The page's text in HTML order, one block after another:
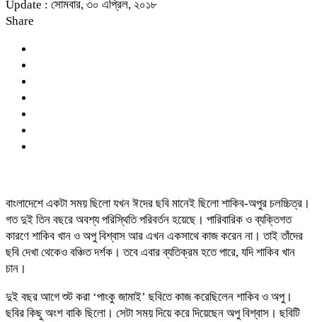
Update : সোমবার, ৩০ এপ্রিল, ২০১৮
Share
বাংলাদেশে একটা সময় ছিলো যখন ঈদের ছবি মানেই ছিলো শাকিব-অপুর চলচ্চিত্র।
গত দুই তিন বছরে অবশ্য পরিস্থিতি পরিবর্তন হয়েছে। পারিবারিক ও ব্যক্তিগত
কারণে শাকিব খান ও অপু বিশ্বাস আর এখন একসাথে কাজ করেন না। তাই তাঁদের
ছবি দেখা থেকেও বঞ্চিত দর্শক। তবে এবার ব্যতিক্রম হতে পারে, যদি শাকিব খান
চান।
দুই বছর আগে শুট করা ‘পাংকু জামাই’ ছবিতে কাজ করেছিলেন শাকিব ও অপু।
ছবির কিছু অংশ বাকি ছিলো। সেটা সময় দিয়ে করে দিয়েছেন অপু বিশ্বাস। ছবিটি